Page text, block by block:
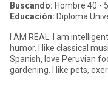
Buscando: Hombre 40 -
Educación: Diploma
I AM REAL. I am
humor. I like classical
Spanish, love Peruvian
gardening. I like pets,